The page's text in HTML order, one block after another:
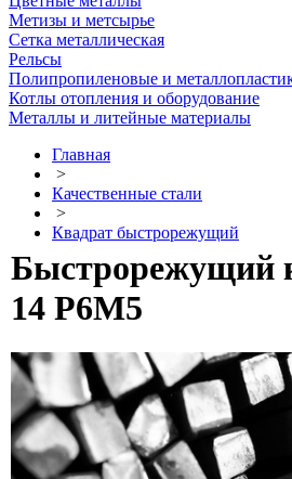
Метизы и метсырье
Сетка металлическая
Рельсы
Полипропиленовые и
Котлы отопления и оборудование
Металлы и литейные материалы
Главная
>
Качественные стали
>
Квадрат быстрорежущий
Быстрорежущий
14 Р6М5